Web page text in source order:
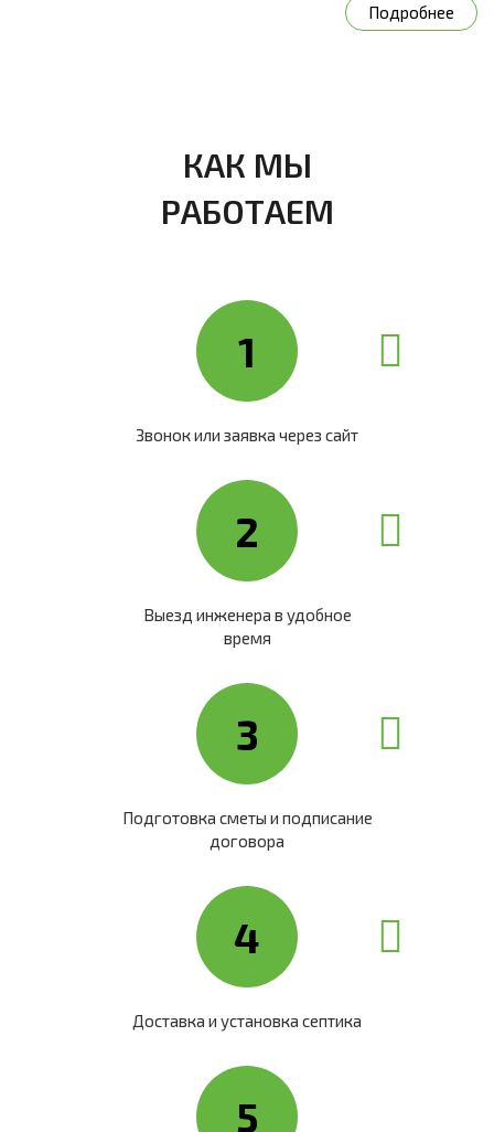
Подробнее
КАК МЫ
РАБОТАЕМ
1
Звонок или заявка через сайт
2
Выезд инженера в удобное
время
3
Подготовка сметы и подписание
договора
4
Доставка и установка септика
5